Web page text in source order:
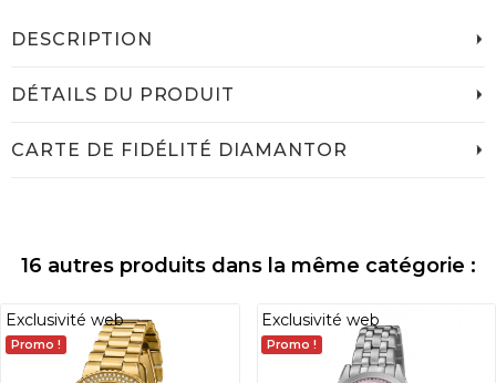
DESCRIPTION
DÉTAILS DU PRODUIT
CARTE DE FIDÉLITÉ DIAMANTOR
16 autres produits dans la même catégorie :
Exclusivité web
Promo !
Exclusivité web
Promo !